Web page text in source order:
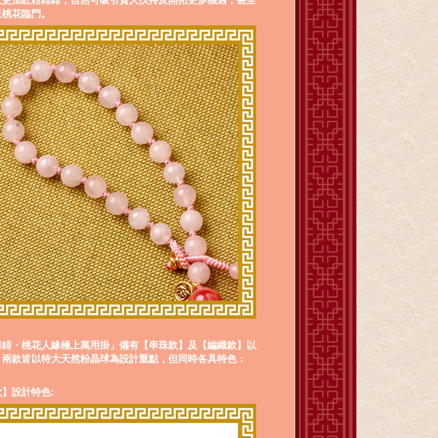
花臨門。
・桃花人緣極上萬用掛」備有 【串珠款】 及 【編織款】
以
款皆以特大天然粉晶球為設計重點，但同時各具特色：
設計特色: